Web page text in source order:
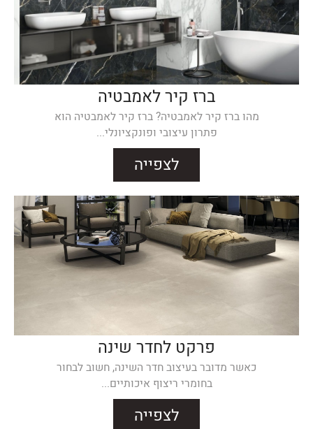
ברז קיר לאמבטיה
מהו ברז קיר לאמבטיה? ברז קיר לאמבטיה הוא
פתרון עיצובי ופונקציונלי...
לצפייה
פרקט לחדר שינה
כאשר מדובר בעיצוב חדר השינה, חשוב לבחור
בחומרי ריצוף איכותיים...
לצפייה